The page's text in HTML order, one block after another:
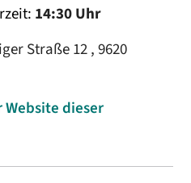
14:30 Uhr
Straße 12 , 9620
Website dieser